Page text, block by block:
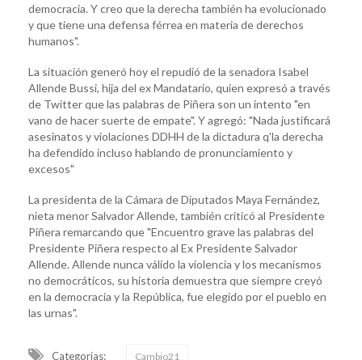
democracia. Y creo que la derecha también ha evolucionado
y que tiene una defensa férrea en materia de derechos
humanos".
La situación generó hoy el repudió de la senadora Isabel
Allende Bussi, hija del ex Mandatario, quien expresó a través
de Twitter que las palabras de Piñera son un intento "en
vano de hacer suerte de empate". Y agregó: "Nada justificará
asesinatos y violaciones DDHH de la dictadura q'la derecha
ha defendido incluso hablando de pronunciamiento y
excesos"
La presidenta de la Cámara de Diputados Maya Fernández,
nieta menor Salvador Allende, también criticó al Presidente
Piñera remarcando que "Encuentro grave las palabras del
Presidente Piñera respecto al Ex Presidente Salvador
Allende. Allende nunca válido la violencia y los mecanismos
no democráticos, su historia demuestra que siempre creyó
en la democracia y la República, fue elegido por el pueblo en
las urnas".
Categorias: Cambio21